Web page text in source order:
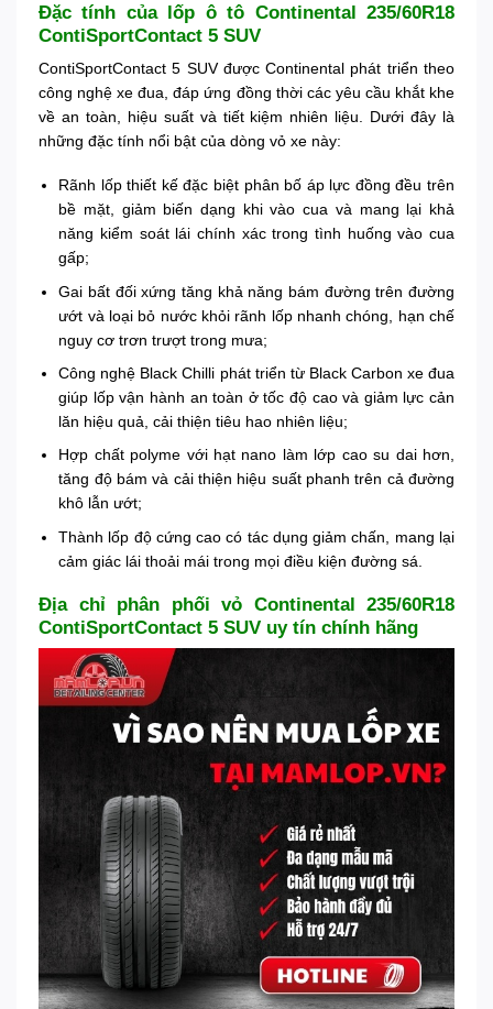
Đặc tính của lốp ô tô Continental 235/60R18
ContiSportContact 5 SUV
ContiSportContact 5 SUV được Continental phát triển theo
công nghệ xe đua, đáp ứng đồng thời các yêu cầu khắt khe
về an toàn, hiệu suất và tiết kiệm nhiên liệu. Dưới đây là
những đặc tính nổi bật của dòng vỏ xe này:
Rãnh lốp thiết kế đặc biệt phân bố áp lực đồng đều trên
bề mặt, giảm biến dạng khi vào cua và mang lại khả
năng kiểm soát lái chính xác trong tình huống vào cua
gấp;
Gai bất đối xứng tăng khả năng bám đường trên đường
ướt và loại bỏ nước khỏi rãnh lốp nhanh chóng, hạn chế
nguy cơ trơn trượt trong mưa;
Công nghệ Black Chilli phát triển từ Black Carbon xe đua
giúp lốp vận hành an toàn ở tốc độ cao và giảm lực cản
lăn hiệu quả, cải thiện tiêu hao nhiên liệu;
Hợp chất polyme với hạt nano làm lớp cao su dai hơn,
tăng độ bám và cải thiện hiệu suất phanh trên cả đường
khô lẫn ướt;
Thành lốp độ cứng cao có tác dụng giảm chấn, mang lại
cảm giác lái thoải mái trong mọi điều kiện đường sá.
Địa chỉ phân phối vỏ Continental 235/60R18
ContiSportContact 5 SUV uy tín chính hãng